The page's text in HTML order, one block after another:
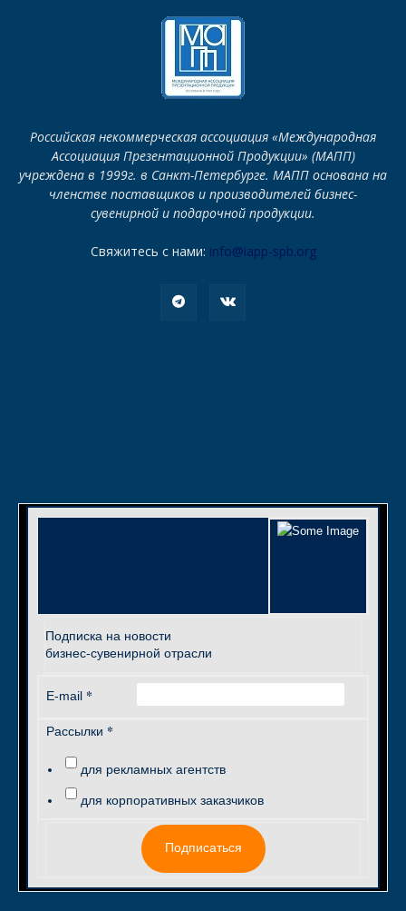
Российская некоммерческая ассоциация «Международная
Ассоциация Презентационной Продукции» (МАПП)
учреждена в 1999г. в Санкт-Петербурге. МАПП основана на
членстве поставщиков и производителей бизнес-
сувенирной и подарочной продукции.
Свяжитесь с нами: info@iapp-spb.org
Подписка на новости
бизнес-сувенирной отрасли
E-mail *
Рассылки *
для рекламных агентств
для корпоративных заказчиков
Подписаться